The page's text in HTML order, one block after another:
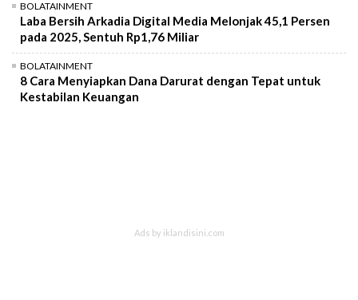
BOLATAINMENT
Laba Bersih Arkadia Digital Media Melonjak 45,1 Persen
pada 2025, Sentuh Rp1,76 Miliar
BOLATAINMENT
8 Cara Menyiapkan Dana Darurat dengan Tepat untuk
Kestabilan Keuangan